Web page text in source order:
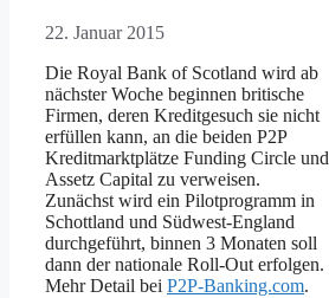
22. Januar 2015
Die Royal Bank of Scotland wird ab
nächster Woche beginnen britische
Firmen, deren Kreditgesuch sie nicht
erfüllen kann, an die beiden P2P
Kreditmarktplätze Funding Circle und
Assetz Capital zu verweisen.
Zunächst wird ein Pilotprogramm in
Schottland und Südwest-England
durchgeführt, binnen 3 Monaten soll
dann der nationale Roll-Out erfolgen.
Mehr Detail bei P2P-Banking.com.